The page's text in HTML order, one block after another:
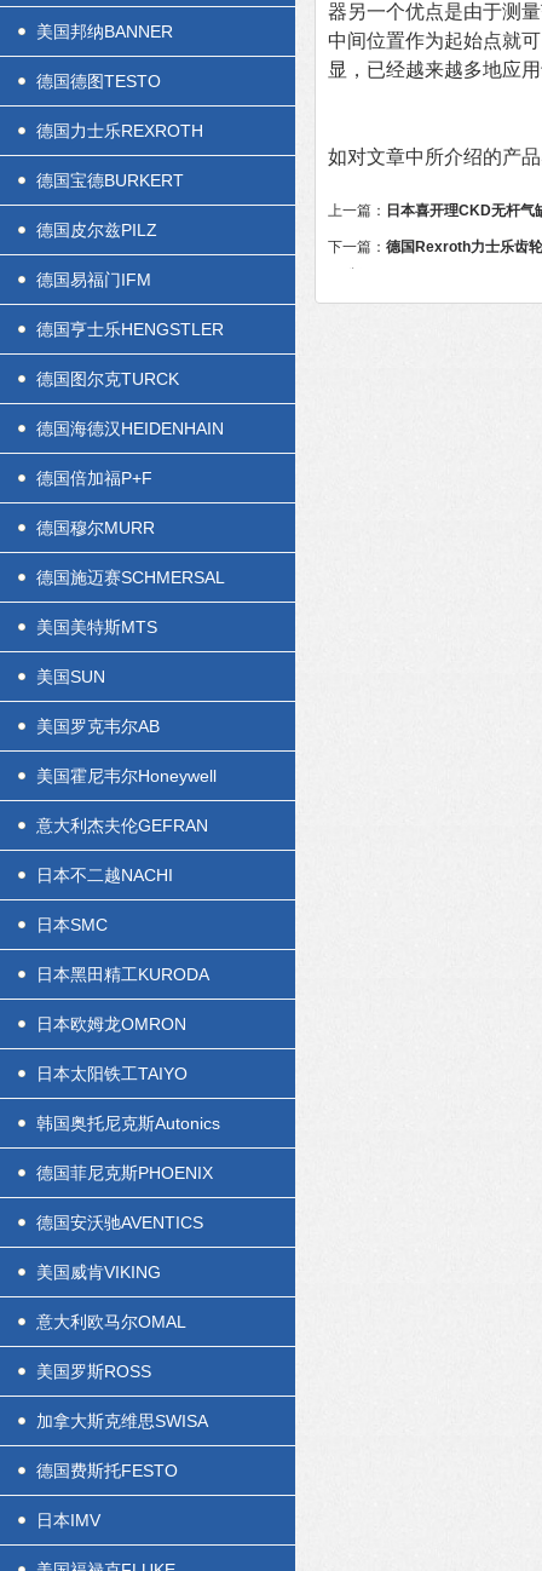
美国邦纳BANNER
德国德图TESTO
德国力士乐REXROTH
德国宝德BURKERT
德国皮尔兹PILZ
德国易福门IFM
德国亨士乐HENGSTLER
德国图尔克TURCK
德国海德汉HEIDENHAIN
德国倍加福P+F
德国穆尔MURR
德国施迈赛SCHMERSAL
美国美特斯MTS
美国SUN
美国罗克韦尔AB
美国霍尼韦尔Honeywell
意大利杰夫伦GEFRAN
日本不二越NACHI
日本SMC
日本黑田精工KURODA
日本欧姆龙OMRON
日本太阳铁工TAIYO
韩国奥托尼克斯Autonics
德国菲尼克斯PHOENIX
德国安沃驰AVENTICS
美国威肯VIKING
意大利欧马尔OMAL
美国罗斯ROSS
加拿大斯克维思SWISA
德国费斯托FESTO
日本IMV
器另一个优点是由于测
中间位置作为起始点就
显，已经越来越多地应
如对文章中所介绍的产
上一篇： 日本喜开理CKD无杆气
下一篇： 德国Rexroth力士乐齿